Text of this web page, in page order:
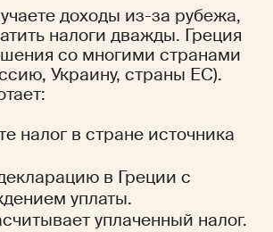
доходы из-за рубежа,
налоги дважды. Греция
со многими странами
Украину, страны ЕС).
налог в стране источника
в Греции с
уплаты.
уплаченный налог.